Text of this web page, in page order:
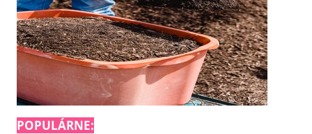
POPULÁRNE: